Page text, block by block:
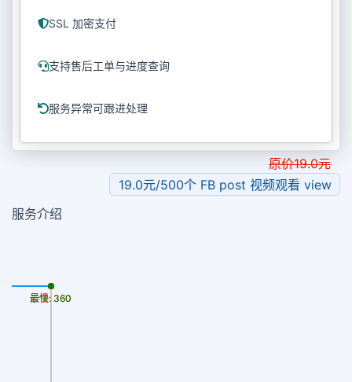
SSL 加密支付
支持售后工单与进度查询
服务异常可跟进处理
原价19.0元
19.0元/500个 FB post 视频观看 view
服务介绍
最慢: 360
最快: 360